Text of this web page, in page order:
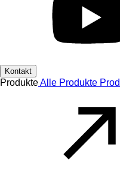
Kontakt
ProdukteAlle Produkte